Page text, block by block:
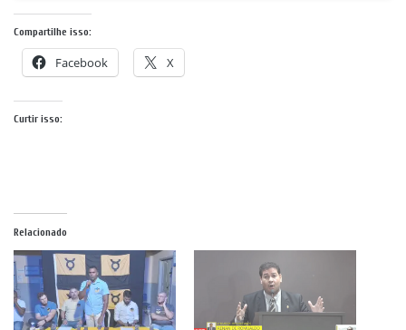
Compartilhe isso:
Facebook X
Curtir isso:
Relacionado